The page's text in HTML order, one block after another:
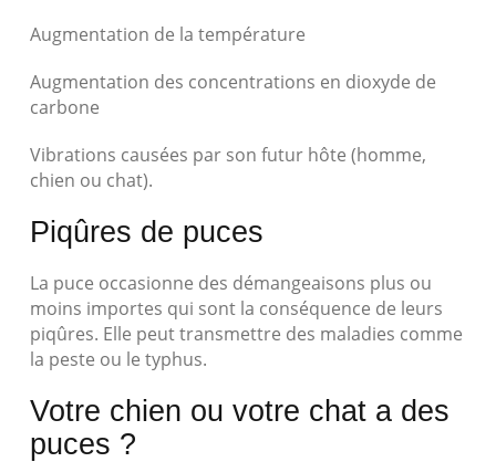
Augmentation de la température
Augmentation des concentrations en dioxyde de
carbone
Vibrations causées par son futur hôte (homme,
chien ou chat).
Piqûres de puces
La puce occasionne des démangeaisons plus ou
moins importes qui sont la conséquence de leurs
piqûres. Elle peut transmettre des maladies comme
la peste ou le typhus.
Votre chien ou votre chat a des
puces ?